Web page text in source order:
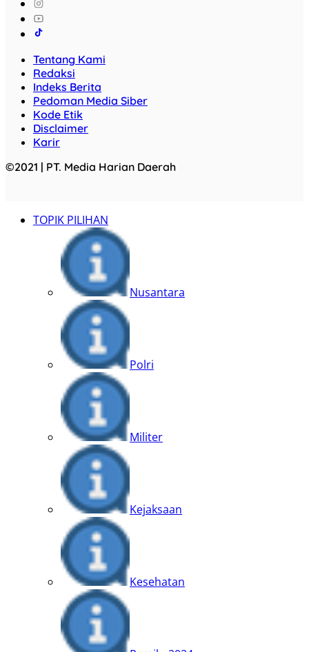
Tentang Kami
Redaksi
Indeks Berita
Pedoman Media Siber
Kode Etik
Disclaimer
Karir
©2021 | PT. Media Harian Daerah
TOPIK PILIHAN
Nusantara
Polri
Militer
Kejaksaan
Kesehatan